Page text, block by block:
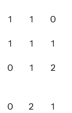
1 1 0
1 1 1
0 1 2
0 2 1